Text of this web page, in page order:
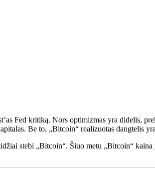
Fed kritiką. Nors optimizmas yra didelis,
Be to, „Bitcoin“ realizuotas dangtelis
stebi „Bitcoin“. Šiuo metu „Bitcoin“